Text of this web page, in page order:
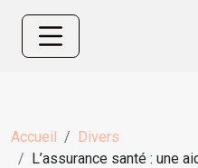
Accueil
Divers
L’assurance santé : une